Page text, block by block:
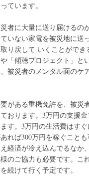
ています。
者に大量に送り届けるの
いない家電を被災地に送
り戻して いくことがで
「傾聴プロジェクト」と
被災者のメンタル面のケ
がある重機免許を、被災
おります。3万円の支援
す。3万円の生活費はす
れば300万円を稼ぐことも
経済が冷え込んでるなか
のご協力も必要です。こ
続けて行く予定です。